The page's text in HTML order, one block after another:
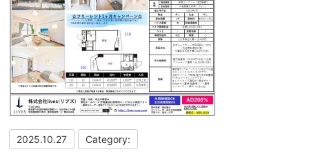
2025.10.27 Category: